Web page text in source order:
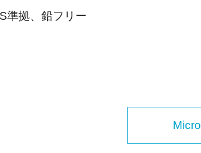
準拠、鉛フリー